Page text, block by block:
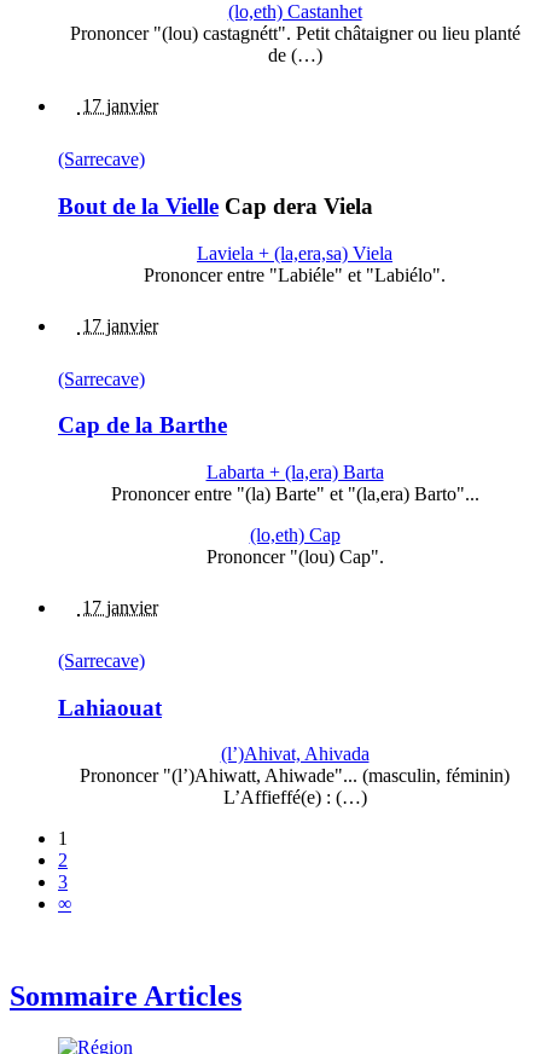
(lo,eth) Castanhet
Prononcer "(lou) castagnétt". Petit châtaigner ou lieu planté
de (…)
17 janvier
(Sarrecave)
Bout de la Vielle Cap dera Viela
Laviela + (la,era,sa) Viela
Prononcer entre "Labiéle" et "Labiélo".
17 janvier
(Sarrecave)
Cap de la Barthe
Labarta + (la,era) Barta
Prononcer entre "(la) Barte" et "(la,era) Barto"...
(lo,eth) Cap
Prononcer "(lou) Cap".
17 janvier
(Sarrecave)
Lahiaouat
(l’)Ahivat, Ahivada
Prononcer "(l’)Ahiwatt, Ahiwade"... (masculin, féminin)
L’Affieffé(e) : (…)
1
2
3
∞
Sommaire Articles